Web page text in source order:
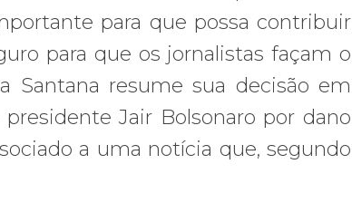
para que possa contribuir
para que os jornalistas façam o
Santana resume sua decisão em
Jair Bolsonaro por dano
a uma notícia que, segundo